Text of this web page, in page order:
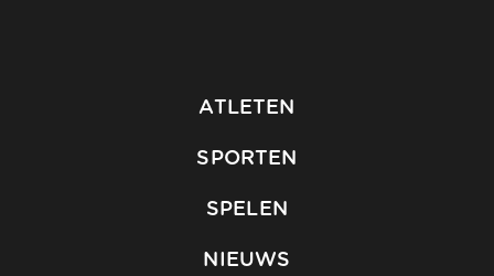
ATLETEN
SPORTEN
SPELEN
NIEUWS